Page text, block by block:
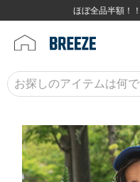
8,800円(税込)
ほぼ全品半額！
8,800円(税込)
ほぼ全品半額！